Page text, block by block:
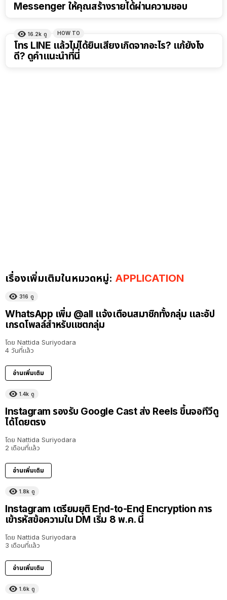
Messenger ให้คุณสร้างรายได้ผ่านความชอบ
16.2k ดู HOW TO
โทร LINE แล้วไม่ได้ยินเสียงเกิดจากอะไร? แก้ยังไง
ดี? ดูคำแนะนำที่นี่
เรื่องเพิ่มเติมในหมวดหมู่: APPLICATION
316 ดู
WhatsApp เพิ่ม @all แจ้งเตือนสมาชิกทั้งกลุ่ม และอัป
เกรดโพลล์สำหรับแชตกลุ่ม
โดย Nattida Suriyodara
4 วันที่แล้ว
อ่านเพิ่มเติม
1.4k ดู
Instagram รองรับ Google Cast ส่ง Reels ขึ้นจอทีวีดู
ได้โดยตรง
โดย Nattida Suriyodara
2 เดือนที่แล้ว
อ่านเพิ่มเติม
1.8k ดู
Instagram เตรียมยุติ End-to-End Encryption การ
เข้ารหัสข้อความใน DM เริ่ม 8 พ.ค. นี้
โดย Nattida Suriyodara
3 เดือนที่แล้ว
อ่านเพิ่มเติม
1.6k ดู